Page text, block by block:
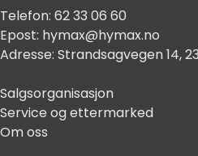
Telefon: 62 33 06 60
Epost: hymax@hymax.no
Adresse: Strandsagvegen 14,
Salgsorganisasjon
Service og ettermarked
Om oss